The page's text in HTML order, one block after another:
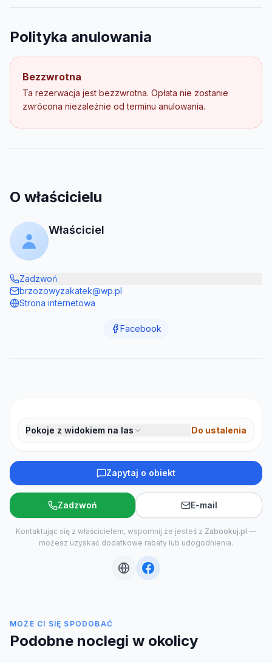
Polityka anulowania
Bezzwrotna
Ta rezerwacja jest bezzwrotna. Opłata nie zostanie
zwrócona niezależnie od terminu anulowania.
O właścicielu
Właściciel
Zadzwoń
brzozowyzakatek@wp.pl
Strona internetowa
Facebook
Pokoje z widokiem na las Do ustalenia
Zapytaj o obiekt
Zadzwoń E-mail
Kontaktując się z właścicielem, wspomnij że jesteś z Zabookuj.pl —
możesz uzyskać dodatkowe rabaty lub udogodnienia.
MOŻE CI SIĘ SPODOBAĆ
Podobne noclegi w okolicy